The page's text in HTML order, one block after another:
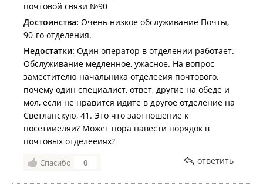
почтовой связи №90
Достоинства: Очень низкое обслуживание Почты,
90-го отделения.
Недостатки: Один оператор в отделении работает.
Обслуживание медленное, ужасное. На вопрос
заместителю начальника отделееия почтового,
почему один специалист, ответ, другие на обеде и
мол, если не нравится идите в другое отделение на
Светланскую, 41. Это что заотношение к
посетииеляи? Может пора навести порядок в
почтовых отделееиях?
Спасибо 0 ответить